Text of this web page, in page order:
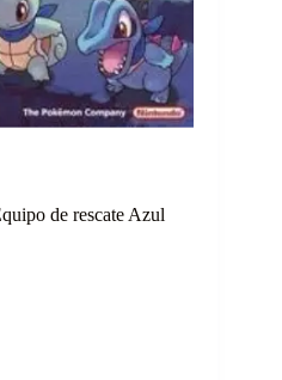
de rescate Azul